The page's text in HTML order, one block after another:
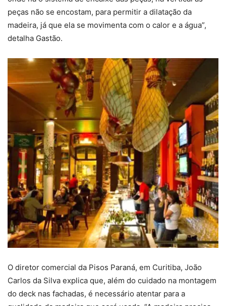
peças não se encostam, para permitir a dilatação da
madeira, já que ela se movimenta com o calor e a água”,
detalha Gastão.
O diretor comercial da Pisos Paraná, em Curitiba, João
Carlos da Silva explica que, além do cuidado na montagem
do deck nas fachadas, é necessário atentar para a